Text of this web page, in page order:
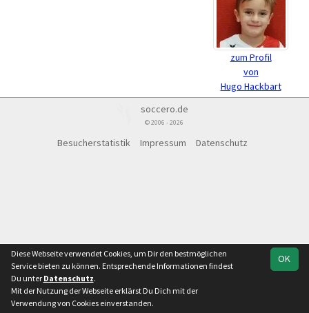
zum Profil
von
Hugo Hackbart
soccero.de
© 2006 - 2026
Besucherstatistik Impressum Datenschutz
OK
Diese Webseite verwendet Cookies, um Dir den bestmöglichen
Service bieten zu können. Entsprechende Informationen findest
Du unter Datenschutz.
Mit der Nutzung der Webseite erklärst Du Dich mit der
Verwendung von Cookies einverstanden.